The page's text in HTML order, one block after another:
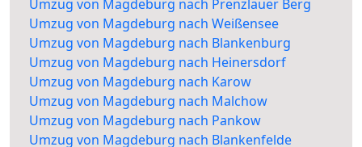
Umzug von Magdeburg nach Prenzlauer Berg
Umzug von Magdeburg nach Weißensee
Umzug von Magdeburg nach Blankenburg
Umzug von Magdeburg nach Heinersdorf
Umzug von Magdeburg nach Karow
Umzug von Magdeburg nach Malchow
Umzug von Magdeburg nach Pankow
Umzug von Magdeburg nach Blankenfelde